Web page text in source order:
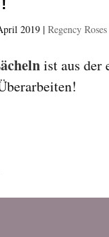
2019 |Regency Roses
ist aus der